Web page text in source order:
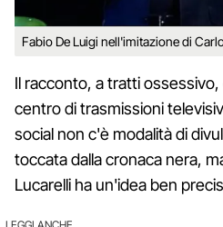
Fabio De Luigi nell'imitazione di
Il racconto, a tratti ossessivo,
centro di trasmissioni
social non c'è modalità di
toccata dalla cronaca nera,
Lucarelli ha un'idea ben